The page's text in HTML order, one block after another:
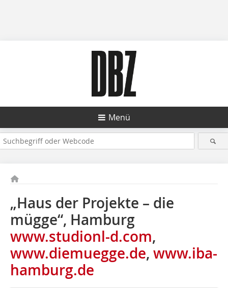
Menü
„Haus der Projekte – die
mügge“, Hamburg
www.studionl-d.com,
www.diemuegge.de, www.iba-
hamburg.de